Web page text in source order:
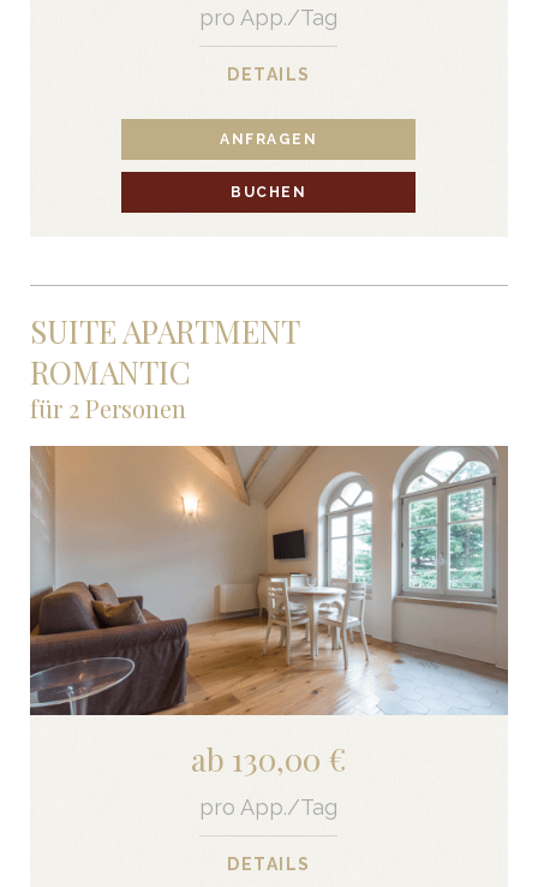
pro App./Tag
DETAILS
ANFRAGEN
BUCHEN
SUITE APARTMENT
ROMANTIC
für 2 Personen
ab 130,00 €
pro App./Tag
DETAILS